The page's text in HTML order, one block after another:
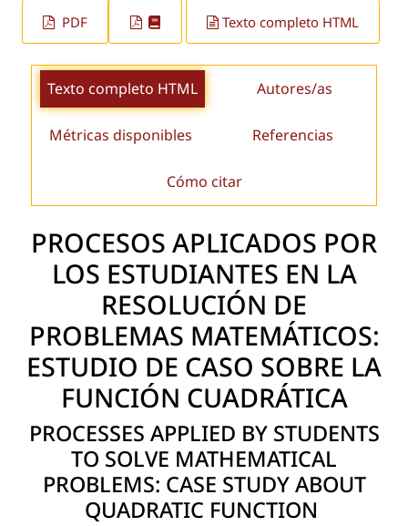
PDF Texto completo HTML
Texto completo HTML Autores/as
Métricas disponibles Referencias
Cómo citar
PROCESOS APLICADOS POR
LOS ESTUDIANTES EN LA
RESOLUCIÓN DE
PROBLEMAS MATEMÁTICOS:
ESTUDIO DE CASO SOBRE LA
FUNCIÓN CUADRÁTICA
PROCESSES APPLIED BY STUDENTS
TO SOLVE MATHEMATICAL
PROBLEMS: CASE STUDY ABOUT
QUADRATIC FUNCTION